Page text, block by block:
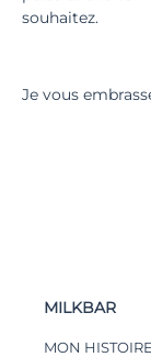
souhaitez.
Je vous
MILKBAR
MON HISTOIRE